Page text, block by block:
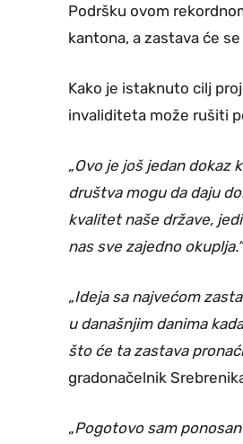
Podršku ovom
kantona, a zastava će
Kako je istaknuto cilj
invaliditeta može rušiti
„Ovo je još jedan dokaz
društva mogu da daju
kvalitet naše države,
nas sve zajedno okuplja.“
„Ideja sa najvećom
u današnjim danima
što će ta zastava
gradonačelnik
„Pogotovo sam